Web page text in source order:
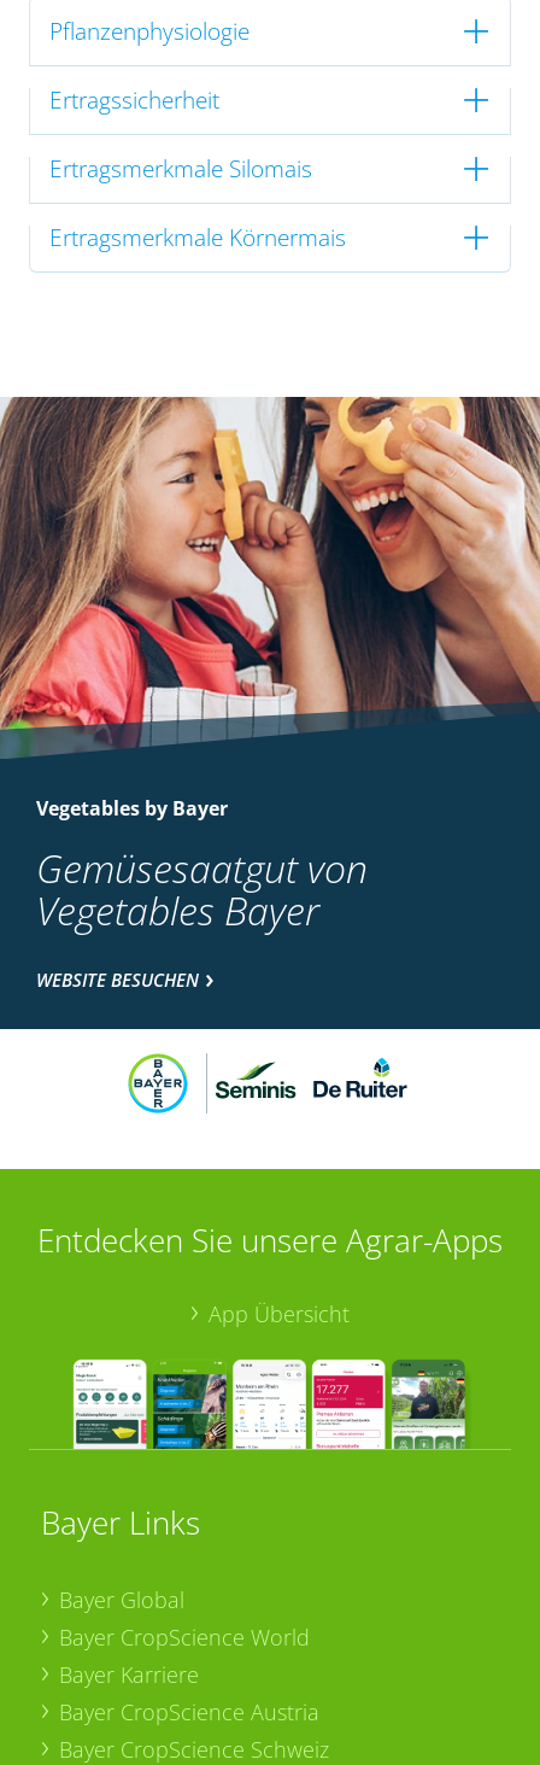
Pflanzenphysiologie
Ertragssicherheit
Ertragsmerkmale Silomais
Ertragsmerkmale Körnermais
Vegetables by Bayer
Gemüsesaatgut von
Vegetables Bayer
WEBSITE BESUCHEN
Entdecken Sie unsere Agrar-Apps
App Übersicht
Bayer Links
Bayer Global
Bayer CropScience World
Bayer Karriere
Bayer CropScience Austria
Bayer CropScience Schweiz